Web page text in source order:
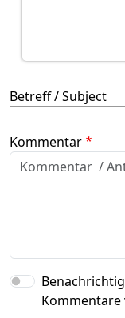
Betreff / Subject
Kommentar